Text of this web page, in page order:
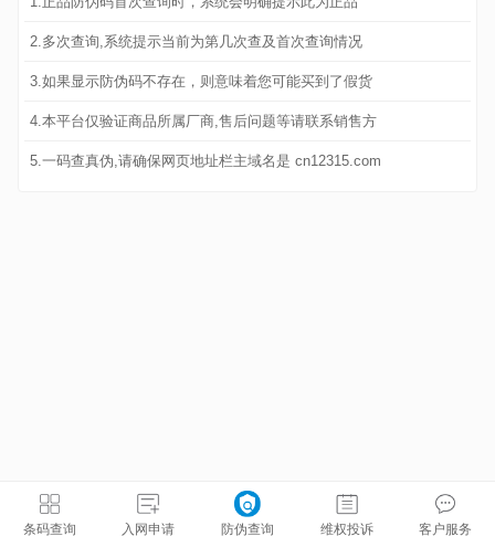
2.多次查询,系统提示当前为第几次查及首次查询情况
3.如果显示防伪码不存在，则意味着您可能买到了假货
4.本平台仅验证商品所属厂商,售后问题等请联系销售方
5.一码查真伪,请确保网页地址栏主域名是 cn12315.com
条码查询 入网申请 防伪查询 维权投诉 客户服务